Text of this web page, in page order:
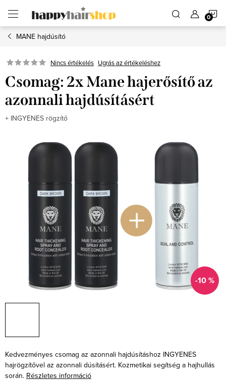
fő
tartalomhozMANE hajdúsító
Nincs értékelés Ugrás az értékeléshez
Csomag: 2x Mane hajerősítő az
azonnali hajdúsításért
+ INGYENES rögzítő
-10 %
Kedvezményes csomag az azonnali hajdúsításhoz INGYENES
hajrögzítővel az azonnali dúsításért. Kozmetikai segítség a hajhullás
során. Részletes információ